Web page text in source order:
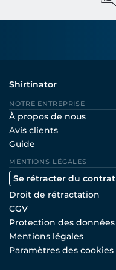
Shirtinator
NOTRE ENTREPRISE
À propos de nous
Avis clients
Guide
MENTIONS LÉGALES
Se rétracter du contrat
Droit de rétractation
CGV
Protection des données
Mentions légales
Paramètres des cookies